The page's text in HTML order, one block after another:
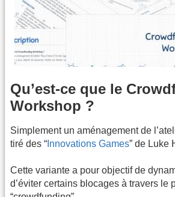
Qu’est-ce que le
Workshop ?
Simplement un aménagement de
tiré des “ Innovations Games” de Luke
Cette variante a pour objectif de
d’éviter certains blocages à travers le